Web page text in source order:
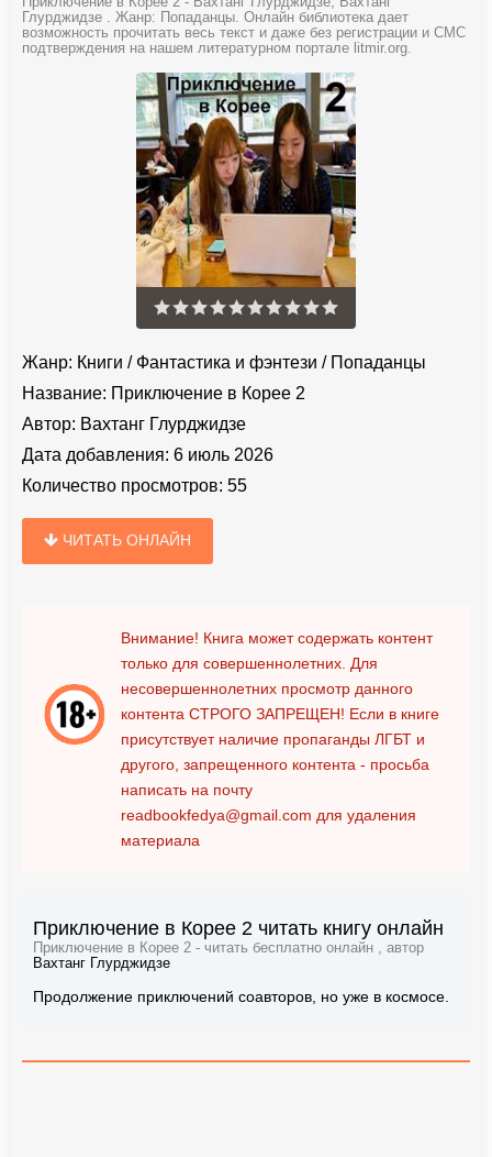
Глурджидзе . Жанр: Попаданцы. Онлайн библиотека дает
возможность прочитать весь текст и даже без регистрации и СМС
подтверждения на нашем литературном портале litmir.org.
Жанр: Книги / Фантастика и фэнтези / Попаданцы
Название: Приключение в Корее 2
Автор: Вахтанг Глурджидзе
Дата добавления: 6 июль 2026
Количество просмотров: 55
ЧИТАТЬ ОНЛАЙН
Внимание! Книга может содержать контент
только для совершеннолетних. Для
несовершеннолетних просмотр данного
контента СТРОГО ЗАПРЕЩЕН! Если в книге
присутствует наличие пропаганды ЛГБТ и
другого, запрещенного контента - просьба
написать на почту
readbookfedya@gmail.com для удаления
материала
Приключение в Корее 2 читать книгу онлайн
Приключение в Корее 2 - читать бесплатно онлайн , автор
Вахтанг Глурджидзе
Продолжение приключений соавторов, но уже в космосе.